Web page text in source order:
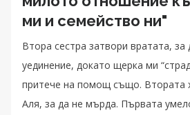
ми и семейство ни"
Втора сестра затвори вратата, за
уединение, докато щерка ми
притече на помощ също. Втората
Аля, за да не мърда. Първата